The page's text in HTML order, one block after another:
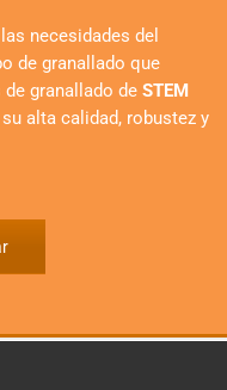
necesidades del
de granallado que
granallado de STEM
alta calidad, robustez y